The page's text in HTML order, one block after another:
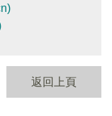
返回上頁